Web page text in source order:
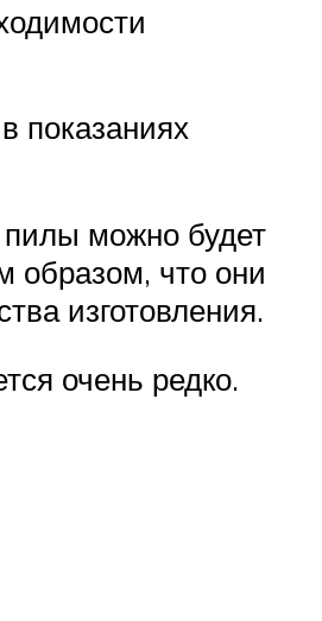
показаниях
можно будет
образом, что они
изготовления.
очень редко.